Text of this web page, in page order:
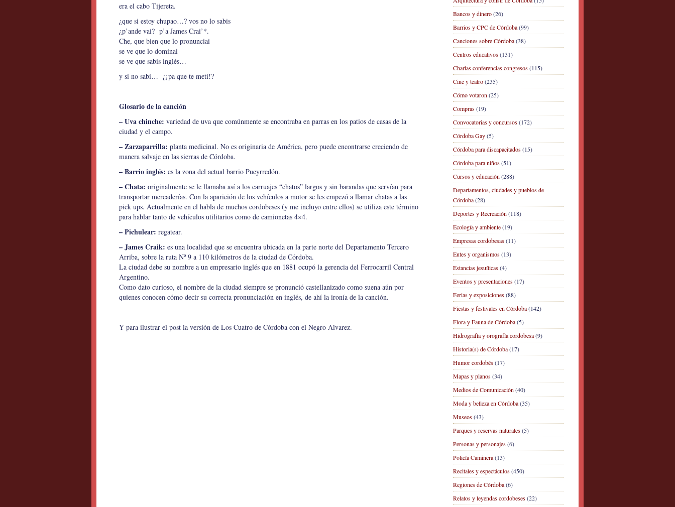
Bancos y dinero(26)
Barrios y CPC de Córdoba(99)
Canciones sobre Córdoba(38)
Centros educativos(131)
Charlas conferencias congresos(115)
Cine y teatro(235)
Cómo votaron (25)
Compras(19)
Convocatorias y concursos(172)
Córdoba Gay(5)
Córdoba para discapacitados(15)
Córdoba para niños(51)
Cursos y educación (288)
Departamentos, ciudades y pueblos de
Córdoba(28)
Deportes y Recreación (118)
Ecología y ambiente(19)
Empresas cordobesas(11)
Entes y organismos(13)
Estancias jesuíticas(4)
Eventos y presentaciones(17)
Ferias y exposiciones(88)
Fiestas y festivales en Córdoba(142)
Flora y Fauna de Córdoba(5)
Hidrografía y orografía cordobesa(9)
Historia(s) de Córdoba(17)
Humor cordobés(17)
Mapas y planos(34)
Medios de Comunicación (40)
Moda y belleza en Córdoba(35)
Museos(43)
Parques y reservas naturales(5)
Personas y personajes(6)
Policía Caminera(13)
Recitales y espectáculos(450)
Regiones de Córdoba(6)
Relatos y leyendas cordobeses(22)
era el cabo Tijereta.
¿que si estoy chupao…? vos no lo sabis
¿p’ande vai? p’a James Crai’*.
Che, que bien que lo pronunciai
se ve que lo dominai
se ve que sabis inglés…
y si no sabí… ¿¡pa que te metí!?
Glosario de la canción
– Uva chinche: variedad de uva que comúnmente se encontraba en parras en los patios de casas de la
ciudad y el campo.
– Zarzaparrilla: planta medicinal. No es originaria de América, pero puede encontrarse creciendo de
manera salvaje en las sierras de Córdoba.
– Barrio inglés: es la zona del actual barrio Pueyrredón.
– Chata: originalmente se le llamaba así a los carruajes “chatos” largos y sin barandas que servían para
transportar mercaderías. Con la aparición de los vehículos a motor se les empezó a llamar chatas a las
pick ups. Actualmente en el habla de muchos cordobeses (y me incluyo entre ellos) se utiliza este término
para hablar tanto de vehículos utilitarios como de camionetas 4×4.
– Pichulear: regatear.
– James Craik: es una localidad que se encuentra ubicada en la parte norte del Departamento Tercero
Arriba, sobre la ruta Nº 9 a 110 kilómetros de la ciudad de Córdoba.
La ciudad debe su nombre a un empresario inglés que en 1881 ocupó la gerencia del Ferrocarril Central
Argentino.
Como dato curioso, el nombre de la ciudad siempre se pronunció castellanizado como suena aún por
quienes conocen cómo decir su correcta pronunciación en inglés, de ahí la ironía de la canción.
Y para ilustrar el post la versión de Los Cuatro de Córdoba con el Negro Alvarez.